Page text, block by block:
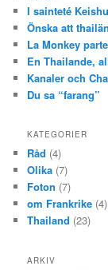
I sainteté
Önska att
La Monkey
En Thailande,
Kanaler och
Du sa “farang”
KATEGORIER
Råd (4)
Olika (7)
Foton (7)
om Frankrike (4)
Thailand (23)
ARKIV